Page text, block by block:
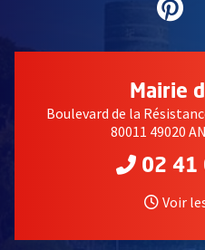
,
Mairie
Boulevard de la
80011 49020
02 41
Voir